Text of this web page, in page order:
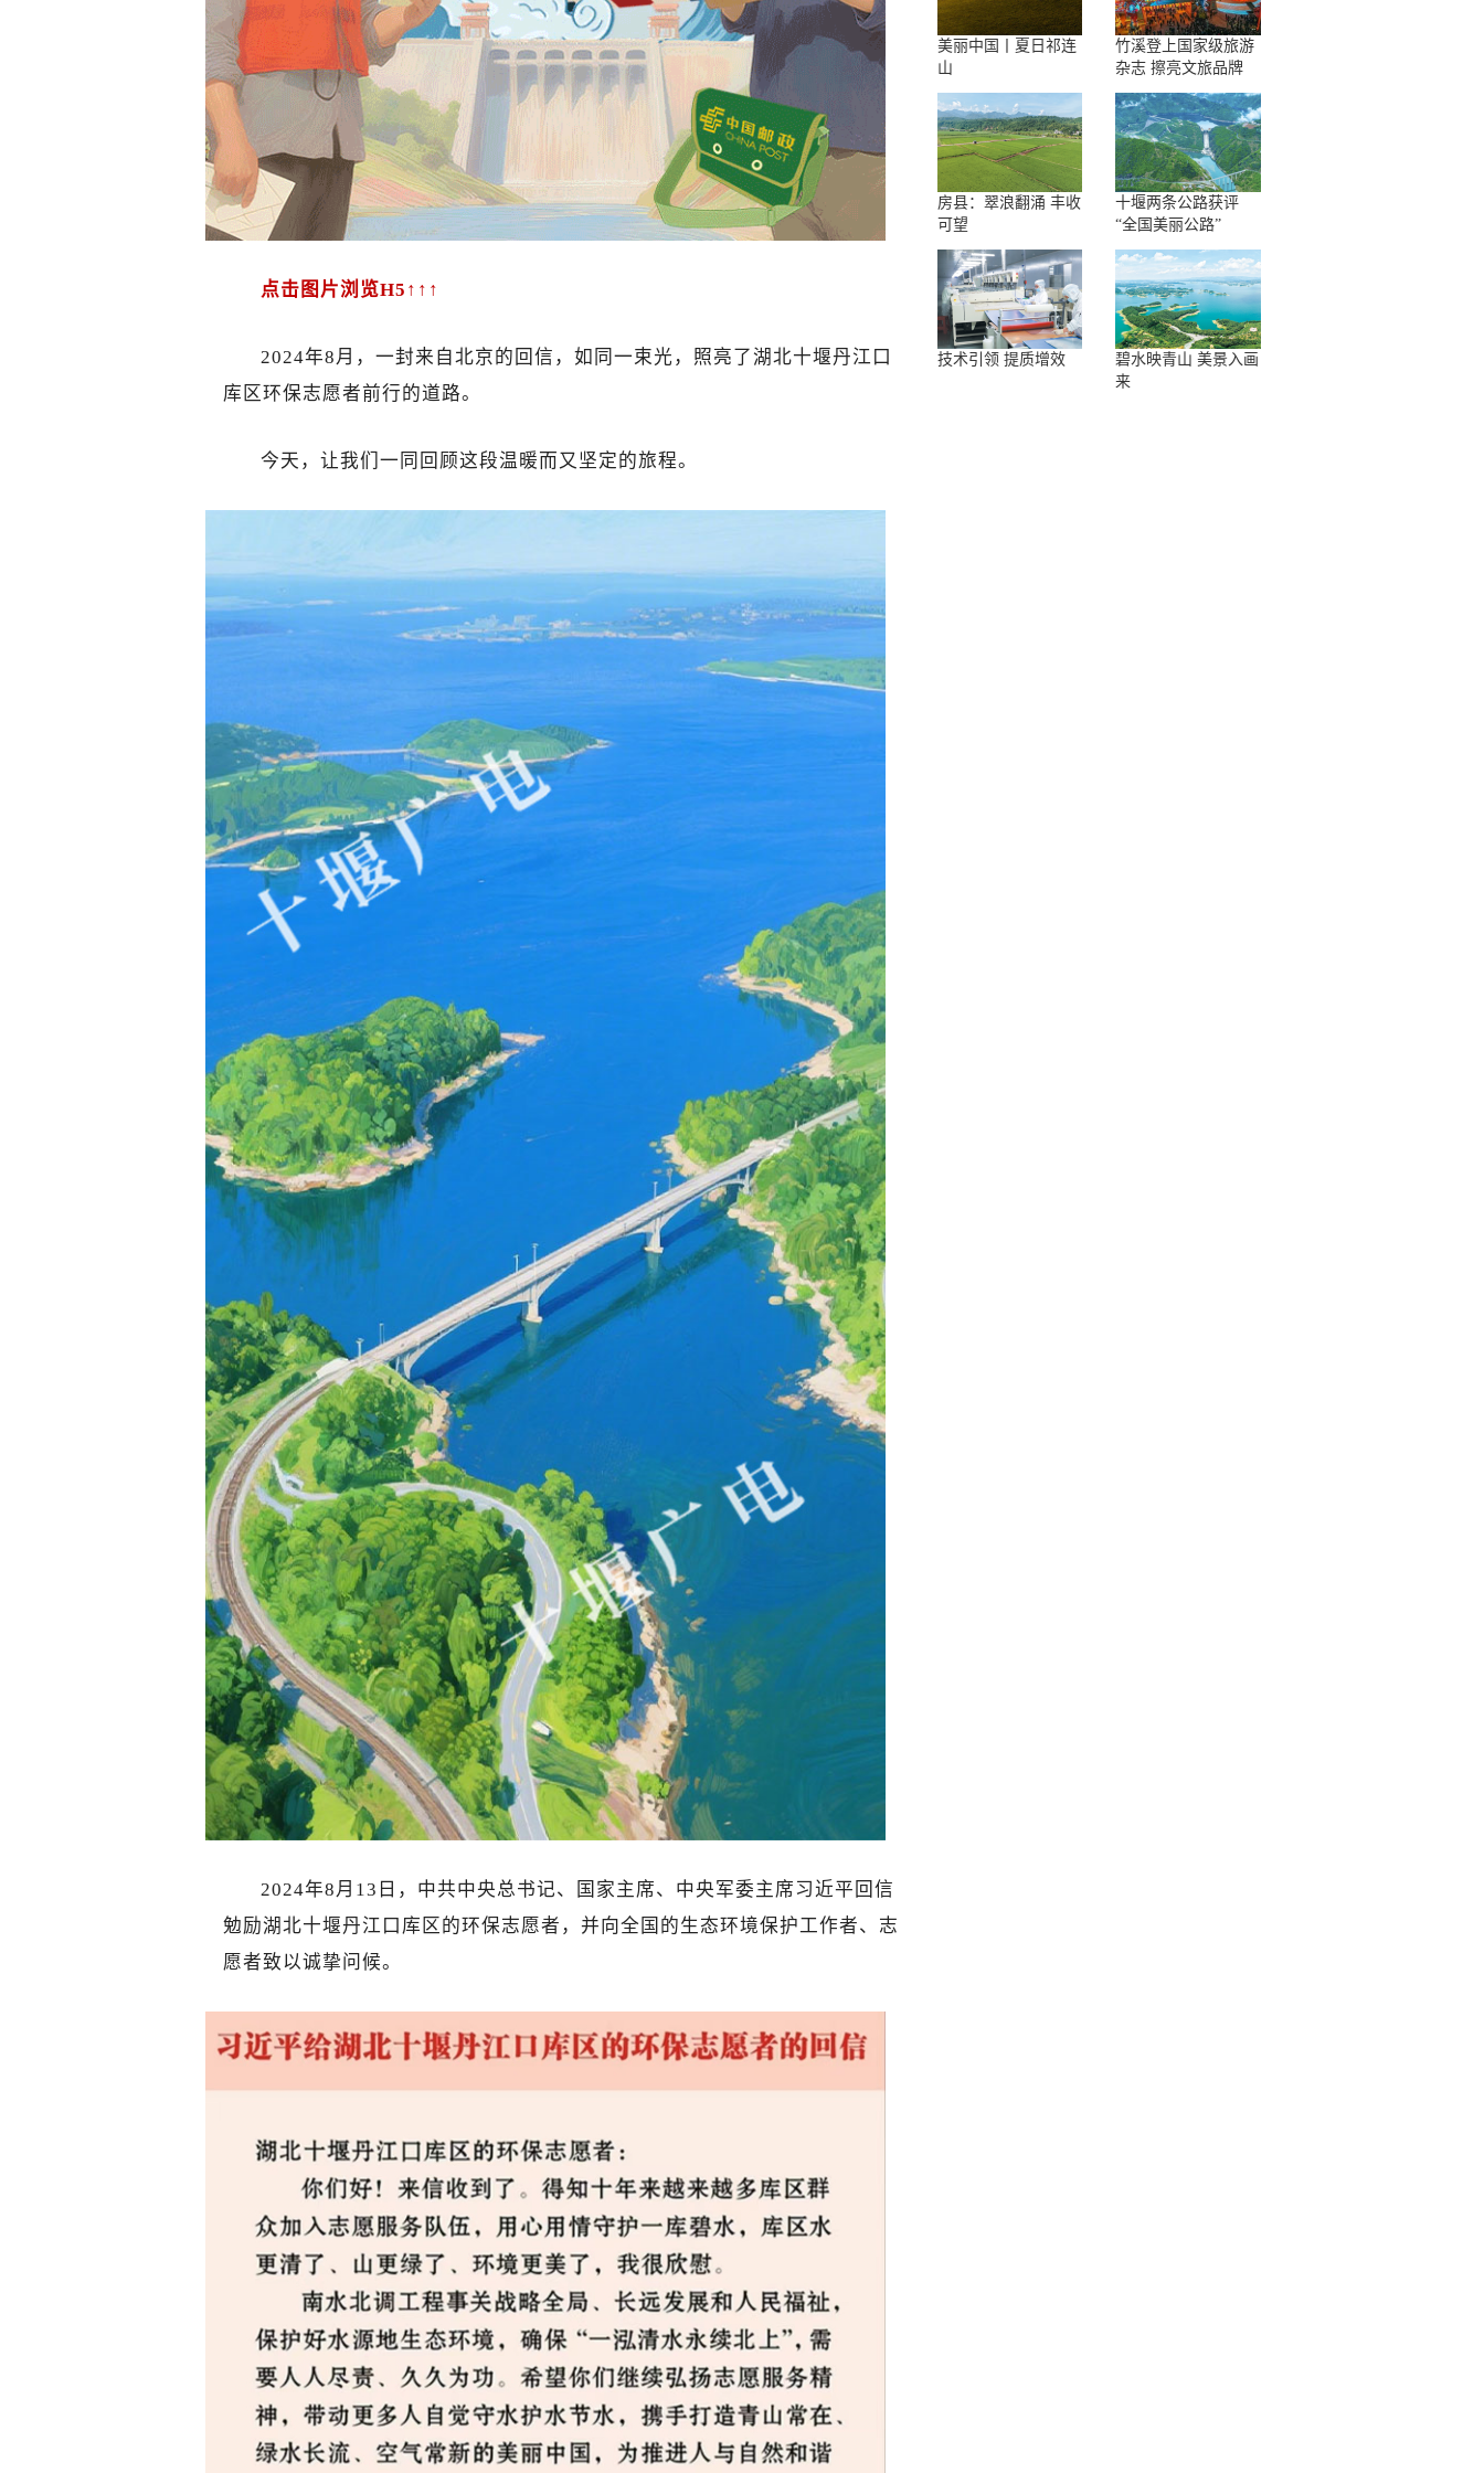
点击图片浏览H5↑↑↑
2024年8月，一封来自北京的回信，如同一束光，照亮了湖北十堰丹江口
库区环保志愿者前行的道路。
今天，让我们一同回顾这段温暖而又坚定的旅程。
2024年8月13日，中共中央总书记、国家主席、中央军委主席习近平回信
勉励湖北十堰丹江口库区的环保志愿者，并向全国的生态环境保护工作者、志
愿者致以诚挚问候。
美丽中国丨夏日祁连
山
竹溪登上国家级旅游
杂志 擦亮文旅品牌
房县：翠浪翻涌 丰收
可望
十堰两条公路获评
“全国美丽公路”
技术引领 提质增效
碧水映青山 美景入画
来